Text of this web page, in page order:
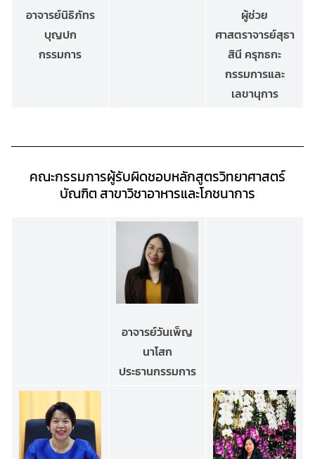
อาจารย์นิธิภัทร
บุญปก
กรรมการ
ผู้ช่วย
ศาสตราจารย์สุธา
สินี ครุฑธกะ
กรรมการและ
เลขานุการ
คณะกรรมการผู้รับผิดชอบหลักสูตรวิทยาศาสตร์
บัณฑิต สาขาวิชาอาหารและโภชนาการ
อาจารย์วันเพ็ญ
นาโสก
ประธานกรรมการ